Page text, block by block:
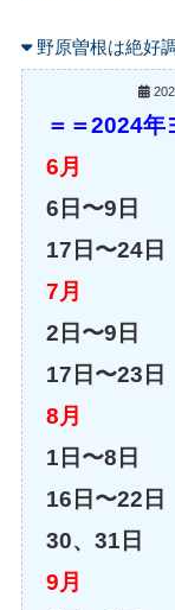
野原曽根は絶好
＝ ＝2024年
6月
6日〜9日
17日〜24日
7月
2日〜9日
17日〜23日
8月
1日〜8日
16日〜22日
30、31日
9月